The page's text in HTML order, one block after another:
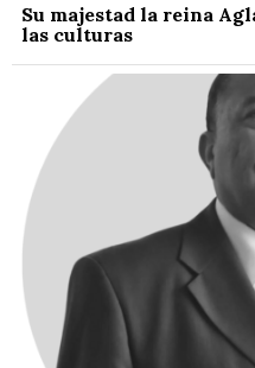
Su majestad la reina
las culturas